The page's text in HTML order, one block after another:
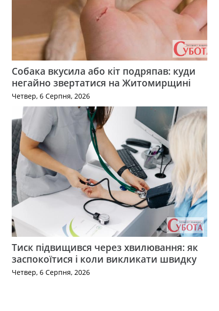
Собака вкусила або кіт подряпав: куди
негайно звертатися на Житомирщині
Четвер, 6 Серпня, 2026
Тиск підвищився через хвилювання: як
заспокоїтися і коли викликати швидку
Четвер, 6 Серпня, 2026